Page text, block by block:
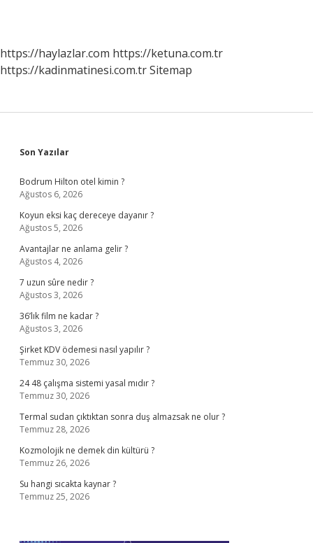
https://haylazlar.com https://ketuna.com.tr
https://kadinmatinesi.com.trSitemap
Sidebar
Son Yazılar
Bodrum Hilton otel kimin ?
Ağustos 6, 2026
Koyun eksi kaç dereceye dayanır ?
Ağustos 5, 2026
Avantajlar ne anlama gelir ?
Ağustos 4, 2026
7 uzun sûre nedir ?
Ağustos 3, 2026
36’lık film ne kadar ?
Ağustos 3, 2026
Şirket KDV ödemesi nasıl yapılır ?
Temmuz 30, 2026
24 48 çalışma sistemi yasal mıdır ?
Temmuz 30, 2026
Termal sudan çıktıktan sonra duş almazsak ne olur ?
Temmuz 28, 2026
Kozmolojik ne demek din kültürü ?
Temmuz 26, 2026
Su hangi sıcakta kaynar ?
Temmuz 25, 2026